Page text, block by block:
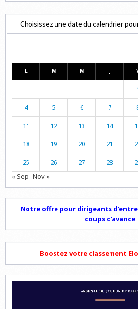
Choisissez une date du calendrier
L M M J
1
4 5 6 7
11 12 13 14
18 19 20 21
25 26 27 28
« Sep Nov »
Notre offre pour dirigeants
coups d'avance
Boostez votre classement